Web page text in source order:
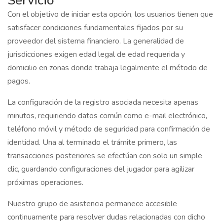
Con el objetivo de iniciar esta opción, los usuarios tienen que
satisfacer condiciones fundamentales fijados por su
proveedor del sistema financiero. La generalidad de
jurisdicciones exigen edad legal de edad requerida y
domicilio en zonas donde trabaja legalmente el método de
pagos.
La configuración de la registro asociada necesita apenas
minutos, requiriendo datos común como e-mail electrónico,
teléfono móvil y método de seguridad para confirmación de
identidad. Una al terminado el trámite primero, las
transacciones posteriores se efectúan con solo un simple
clic, guardando configuraciones del jugador para agilizar
próximas operaciones.
Nuestro grupo de asistencia permanece accesible
continuamente para resolver dudas relacionadas con dicho